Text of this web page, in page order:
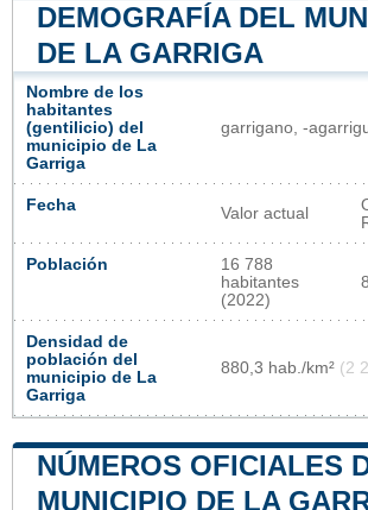
DEMOGRAFÍA DEL
DE LA GARRIGA
Nombre de los
habitantes
(gentilicio) del
municipio de La
Garriga
garrigano, -
Fecha Valor actual
Población
16 788
habitantes
(2022)
Densidad de
población del
municipio de La
Garriga
880,3 hab./km² (2
NÚMEROS OFICIALES
MUNICIPIO DE LA